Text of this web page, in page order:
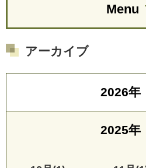
Menu
アーカイブ
2026年
2025年